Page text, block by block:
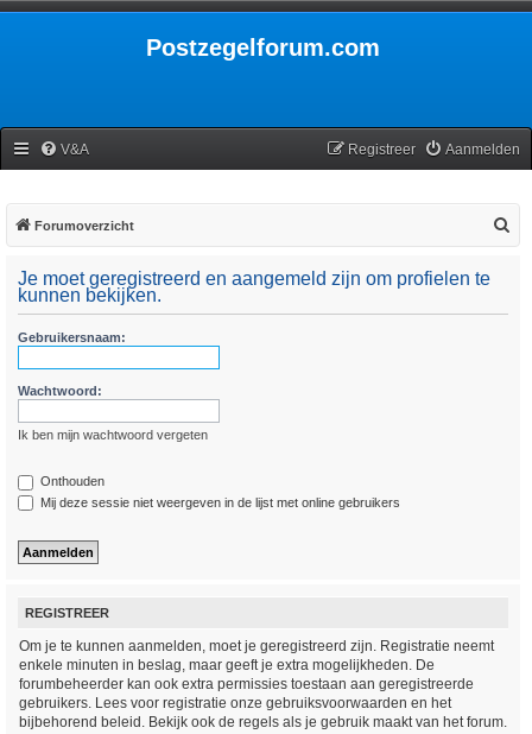
Postzegelforum.com
V&A Aanmelden
Registreer
Forumoverzicht
Je moet geregistreerd en aangemeld zijn om profielen te
kunnen bekijken.
Gebruikersnaam:
Wachtwoord:
Ik ben mijn wachtwoord vergeten
Onthouden
Mij deze sessie niet weergeven in de lijst met online gebruikers
REGISTREER
Om je te kunnen aanmelden, moet je geregistreerd zijn. Registratie neemt
enkele minuten in beslag, maar geeft je extra mogelijkheden. De
forumbeheerder kan ook extra permissies toestaan aan geregistreerde
gebruikers. Lees voor registratie onze gebruiksvoorwaarden en het
bijbehorend beleid. Bekijk ook de regels als je gebruik maakt van het forum.